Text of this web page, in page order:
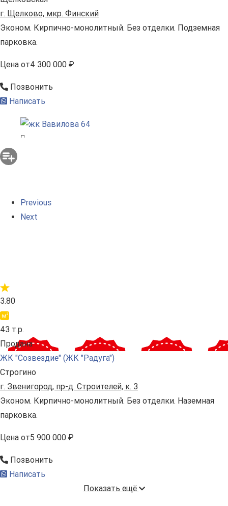
г. Щелково, мкр. Финский
Эконом. Кирпично-монолитный. Без отделки. Подземная
парковка.
Цена от4 300 000 ₽
Позвонить
Написать
Previous
Next
3.80
43 т.р.
Продана
ЖК "Созвездие" (ЖК "Радуга")
Строгино
г. Звенигород, пр-д. Строителей, к. 3
Эконом. Кирпично-монолитный. Без отделки. Наземная
парковка.
Цена от5 900 000 ₽
Позвонить
Написать
Показать ещё